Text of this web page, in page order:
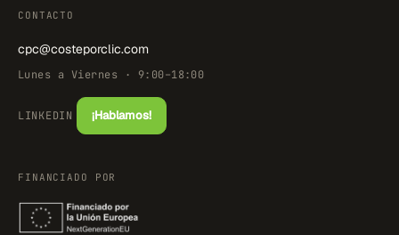
CONTACTO
cpc@costeporclic.com
Lunes a Viernes · 9:00–18:00
LINKEDIN ¡Hablamos!
FINANCIADO POR